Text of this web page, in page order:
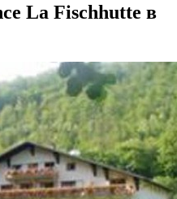
La Fischhutte в